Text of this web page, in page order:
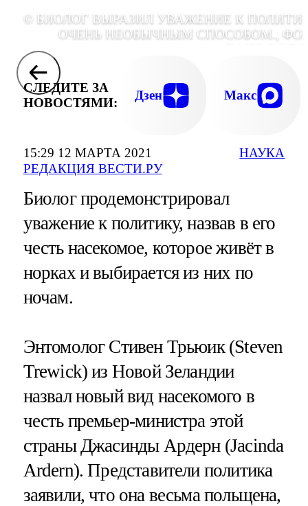
15:29 12 МАРТА 2021
РЕДАКЦИЯ ВЕСТИ.РУ
НАУКА
© БИОЛОГ ВЫРАЗИЛ УВАЖЕНИЕ К
ОЧЕНЬ НЕОБЫЧНЫМ СПОСОБОМ.,
СЛЕДИТЕ ЗА
НОВОСТЯМИ:
Дзен Макс
Биолог продемонстрировал
уважение к политику, назвав в его
честь насекомое, которое живёт в
норках и выбирается из них по
ночам.
Энтомолог Стивен Трьюик (Steven
Trewick) из Новой Зеландии
назвал новый вид насекомого в
честь премьер-министра этой
страны Джасинды Ардерн (Jacinda
Ardern). Представители политика
заявили, что она весьма польщена,